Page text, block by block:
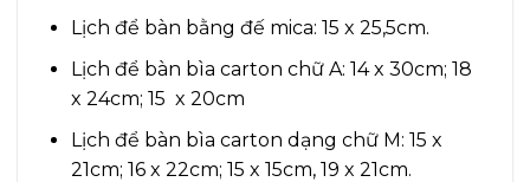
Lịch để bàn bằng đế mica: 15 x 25,5cm.
Lịch để bàn bìa carton chữ A: 14 x 30cm; 18
x 24cm; 15 x 20cm
Lịch để bàn bìa carton dạng chữ M: 15 x
21cm; 16 x 22cm; 15 x 15cm, 19 x 21cm.